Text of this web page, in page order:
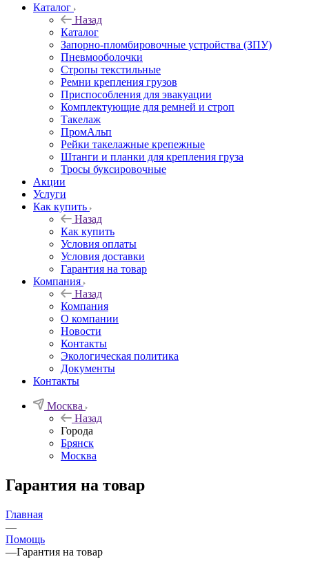
Каталог
Назад
Каталог
Запорно-пломбировочные устройства (ЗПУ)
Пневмооболочки
Стропы текстильные
Ремни крепления грузов
Приспособления для эвакуации
Комплектующие для ремней и строп
Такелаж
ПромАльп
Рейки такелажные крепежные
Штанги и планки для крепления груза
Тросы буксировочные
Акции
Услуги
Как купить
Назад
Как купить
Условия оплаты
Условия доставки
Гарантия на товар
Компания
Назад
Компания
О компании
Новости
Контакты
Экологическая политика
Документы
Контакты
Москва
Назад
Города
Брянск
Москва
Гарантия на товар
Главная
—
Помощь
—Гарантия на товар